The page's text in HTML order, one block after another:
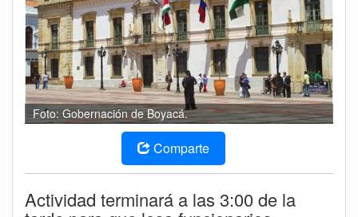
Foto: Gobernación de Boyacá.
Comparte
Actividad terminará a las 3:00 de la